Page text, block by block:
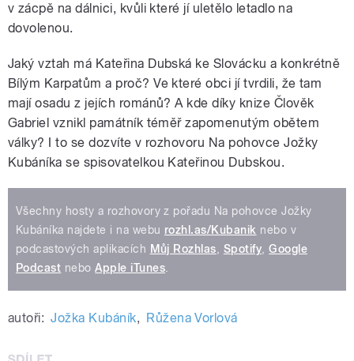
v zácpě na dálnici, kvůli které jí uletělo letadlo na
dovolenou.
Jaký vztah má Kateřina Dubská ke Slovácku a konkrétně
Bílým Karpatům a proč? Ve které obci jí tvrdili, že tam
mají osadu z jejích románů? A kde díky knize Člověk
Gabriel vznikl památník téměř zapomenutým obětem
války? I to se dozvíte v rozhovoru Na pohovce Jožky
Kubáníka se spisovatelkou Kateřinou Dubskou.
Všechny hosty a rozhovory z pořadu Na pohovce Jožky
Kubáníka najdete i na webu rozhl.as/Kubanik nebo v
podcastových aplikacích Můj Rozhlas, Spotify,Google
Podcast neboApple iTunes.
autoři: Jožka Kubáník, Růžena Vorlová